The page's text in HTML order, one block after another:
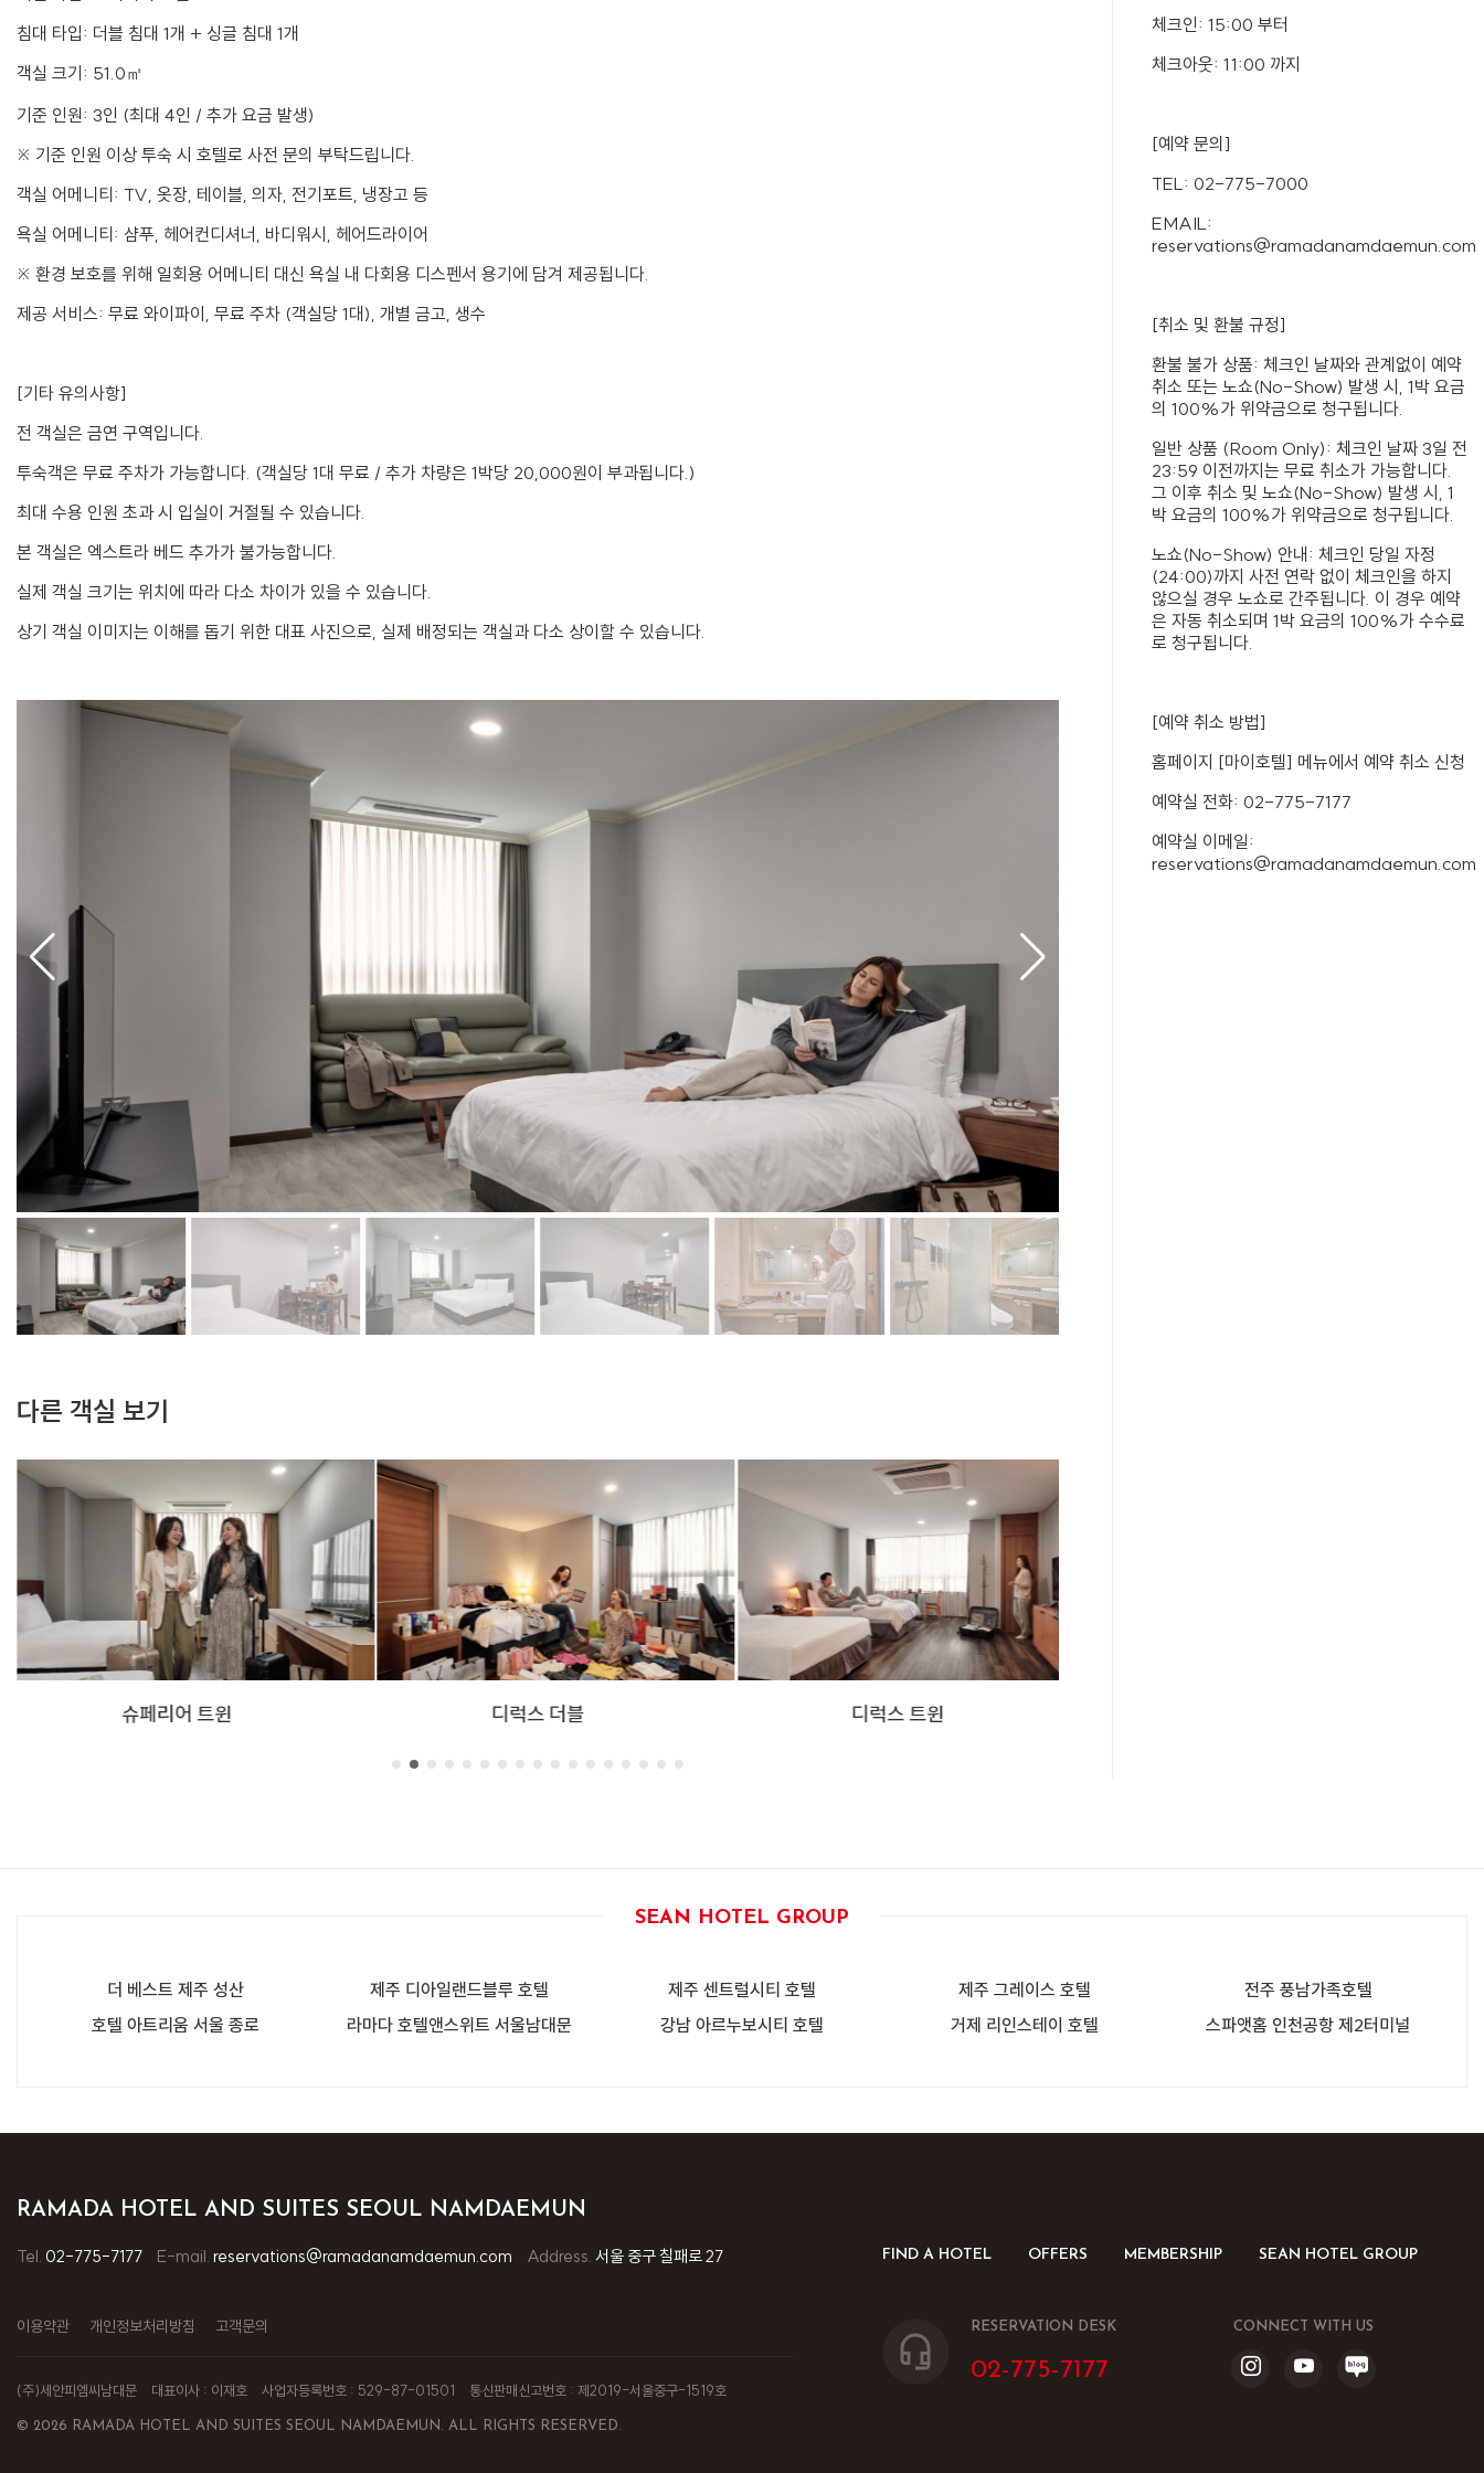
침대 타입: 더블 침대 1개 + 싱글 침대 1개
객실 크기: 51.0㎡
기준 인원: 3인 (최대 4인 / 추가 요금 발생)
※ 기준 인원 이상 투숙 시 호텔로 사전 문의 부탁드립니다.
객실 어메니티: TV, 옷장, 테이블, 의자, 전기포트, 냉장고 등
욕실 어메니티: 샴푸, 헤어컨디셔너, 바디워시, 헤어드라이어
※ 환경 보호를 위해 일회용 어메니티 대신 욕실 내 다회용 디스펜서 용기에 담겨 제공됩니다.
제공 서비스: 무료 와이파이, 무료 주차 (객실당 1대), 개별 금고, 생수
[기타 유의사항]
전 객실은 금연 구역입니다.
투숙객은 무료 주차가 가능합니다. (객실당 1대 무료 / 추가 차량은 1박당 20,000원이 부과됩니다.)
최대 수용 인원 초과 시 입실이 거절될 수 있습니다.
본 객실은 엑스트라 베드 추가가 불가능합니다.
실제 객실 크기는 위치에 따라 다소 차이가 있을 수 있습니다.
상기 객실 이미지는 이해를 돕기 위한 대표 사진으로, 실제 배정되는 객실과 다소 상이할 수 있습니다.
다른 객실 보기
디럭스 더블 디럭스 트윈 디럭스 트리플
체크인: 15:00 부터
체크아웃: 11:00 까지
[예약 문의]
TEL: 02-775-7000
EMAIL:
reservations@ramadanamdaemun.com
[취소 및 환불 규정]
환불 불가 상품: 체크인 날짜와 관계없이 예약
취소 또는 노쇼(No-Show) 발생 시, 1박 요금
의 100%가 위약금으로 청구됩니다.
일반 상품 (Room Only): 체크인 날짜 3일 전
23:59 이전까지는 무료 취소가 가능합니다.
그 이후 취소 및 노쇼(No-Show) 발생 시, 1
박 요금의 100%가 위약금으로 청구됩니다.
노쇼(No-Show) 안내: 체크인 당일 자정
(24:00)까지 사전 연락 없이 체크인을 하지
않으실 경우 노쇼로 간주됩니다. 이 경우 예약
은 자동 취소되며 1박 요금의 100%가 수수료
로 청구됩니다.
[예약 취소 방법]
홈페이지 [마이호텔] 메뉴에서 예약 취소 신청
예약실 전화: 02-775-7177
예약실 이메일:
reservations@ramadanamdaemun.com
SEAN HOTEL GROUP
더 베스트 제주 성산 제주 디아일랜드블루 호텔 제주 센트럴시티 호텔 제주 그레이스 호텔
전주 풍남가족호텔
호텔 아트리움 서울 종로
라마다 호텔앤스위트 서울남대문 강남 아르누보시티 호텔 거제 리인스테이 호텔 스파앳홈 인천공항 제2터미널
RAMADA HOTEL AND SUITES SEOUL NAMDAEMUN
Tel. 02-775-7177 E-mail. reservations@ramadanamdaemun.com Address. 서울 중구 칠패로 27
이용약관 개인정보처리방침 고객문의
(주)세안피엠씨남대문 대표이사 : 이재호 사업자등록번호 : 529-87-01501 통신판매신고번호 : 제2019-서울중구-1519호
© 2026 RAMADA HOTEL AND SUITES SEOUL NAMDAEMUN. ALL RIGHTS RESERVED.
FIND A HOTEL OFFERS MEMBERSHIP SEAN HOTEL GROUP
RESERVATION DESK
02-775-7177
CONNECT WITH US